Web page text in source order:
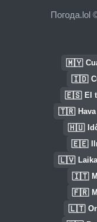
Погода.lol
🇲🇾
🇮🇩
🇪🇸 El
🇹🇷
🇭🇺
🇪🇪
🇱🇻
🇮🇹
🇫🇷
🇱🇹